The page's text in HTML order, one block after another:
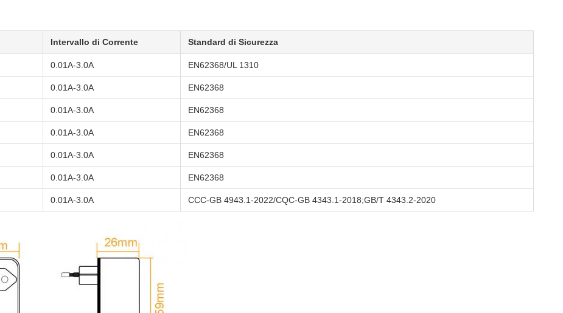
Intervallo di Corrente Standard di Sicurezza
0.01A-3.0A EN62368/UL 1310
0.01A-3.0A EN62368
0.01A-3.0A EN62368
0.01A-3.0A EN62368
0.01A-3.0A EN62368
0.01A-3.0A EN62368
0.01A-3.0A CCC-GB 4943.1-2022/CQC-GB 4343.1-2018;GB/T 4343.2-2020